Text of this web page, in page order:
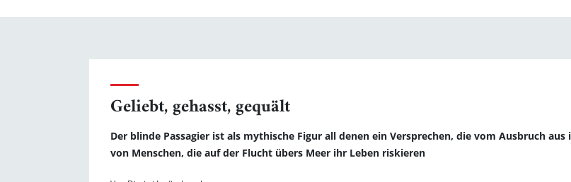
Geliebt, gehasst, gequält
Der blinde Passagier ist als mythische Figur all denen ein Versprechen, die vom Ausbruch
von Menschen, die auf der Flucht übers Meer ihr Leben riskieren